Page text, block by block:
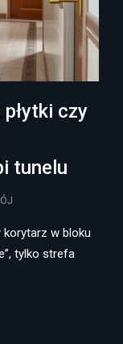
czy
tunelu
korytarz w bloku
tylko strefa